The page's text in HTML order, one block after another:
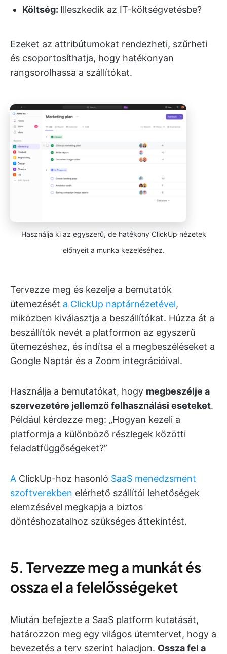
Költség: Illeszkedik az IT-költségvetésbe?
Ezeket az attribútumokat rendezheti, szűrheti
és csoportosíthatja, hogy hatékonyan
rangsorolhassa a szállítókat.
Használja ki az egyszerű, de hatékony ClickUp nézetek
előnyeit a munka kezeléséhez.
Tervezze meg és kezelje a bemutatók
ütemezését a ClickUp naptárnézetével,
miközben kiválasztja a beszállítókat. Húzza át a
beszállítók nevét a platformon az egyszerű
ütemezéshez, és indítsa el a megbeszéléseket a
Google Naptár és a Zoom integrációival.
Használja a bemutatókat, hogy megbeszélje a
szervezetére jellemző felhasználási eseteket.
Például kérdezze meg: „Hogyan kezeli a
platformja a különböző részlegek közötti
feladatfüggőségeket?”
A ClickUp-hoz hasonló SaaS menedzsment
szoftverekben elérhető szállítói lehetőségek
elemzésével megkapja a biztos
döntéshozatalhoz szükséges áttekintést.
5. Tervezze meg a munkát és
ossza el a felelősségeket
Miután befejezte a SaaS platform kutatását,
határozzon meg egy világos ütemtervet, hogy a
bevezetés a terv szerint haladjon. Ossza fel a